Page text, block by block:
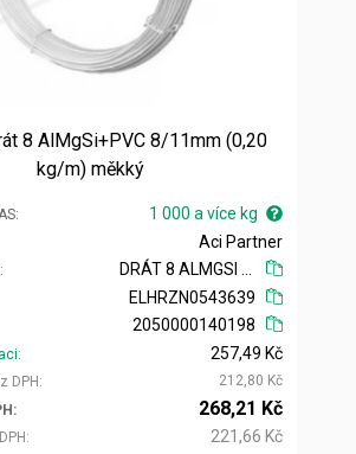
8 AlMgSi+PVC 8/11mm (0,20
kg/m) měkký
1 000 a více kg
Aci Partner
ELHRZN0543639
2050000140198
DPH
257,49 Kč
212,80 Kč
268,21 Kč
221,66 Kč